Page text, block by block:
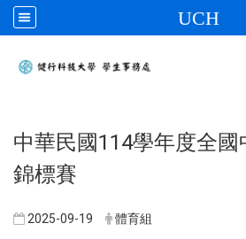
UCH
中華民國114學年度全
錦標賽
2025-09-19 體育組